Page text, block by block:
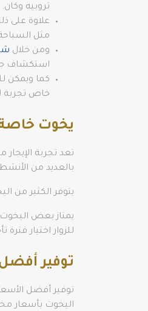
تروبيه وكان.
علاوة على
مثل
ومن خلال
استكشاف
كما ويمكن
خاص تجربة
يخوت خاصة
تعد تجربة
بالعديد من
يتوفر الكثير من
للزوار اختيار
توفير
توفير أفضل
اليخوت بأسعار